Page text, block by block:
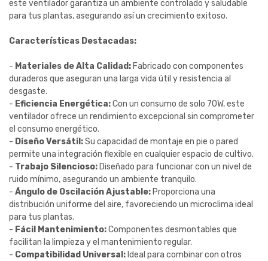
este ventilador garantiza un ambiente controlado y saludable
para tus plantas, asegurando así un crecimiento exitoso.
Características Destacadas:
- Materiales de Alta Calidad: Fabricado con componentes
duraderos que aseguran una larga vida útil y resistencia al
desgaste.
- Eficiencia Energética:Con un consumo de solo 70W, este
ventilador ofrece un rendimiento excepcional sin comprometer
el consumo energético.
- Diseño Versátil:Su capacidad de montaje en pie o pared
permite una integración flexible en cualquier espacio de cultivo.
- Trabajo Silencioso: Diseñado para funcionar con un nivel de
ruido mínimo, asegurando un ambiente tranquilo.
- Ángulo de Oscilación Ajustable: Proporciona una
distribución uniforme del aire, favoreciendo un microclima ideal
para tus plantas.
- Fácil Mantenimiento:Componentes desmontables que
facilitan la limpieza y el mantenimiento regular.
- Compatibilidad Universal: Ideal para combinar con otros